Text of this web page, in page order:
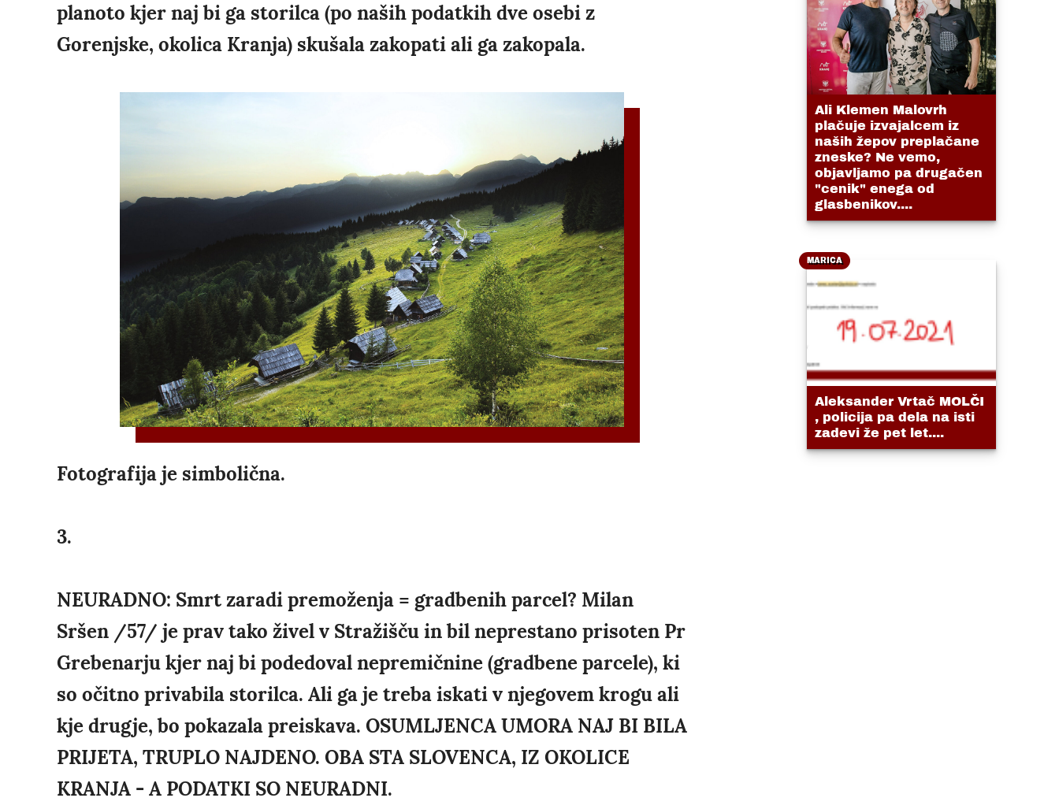
planoto kjer naj bi ga storilca (po naših podatkih dve osebi z
Gorenjske, okolica Kranja) skušala zakopati ali ga zakopala.
Fotografija je simbolična.
3.
NEURADNO: Smrt zaradi premoženja = gradbenih parcel? Milan
Sršen /57/ je prav tako živel v Stražišču in bil neprestano prisoten Pr
Grebenarju kjer naj bi podedoval nepremičnine (gradbene parcele), ki
so očitno privabila storilca. Ali ga je treba iskati v njegovem krogu ali
kje drugje, bo pokazala preiskava. OSUMLJENCA UMORA NAJ BI BILA
PRIJETA, TRUPLO NAJDENO. OBA STA SLOVENCA, IZ OKOLICE
KRANJA - A PODATKI SO NEURADNI.
Ali Klemen Malovrh
plačuje izvajalcem iz
naših žepov preplačane
zneske? Ne vemo,
objavljamo pa drugačen
"cenik" enega od
glasbenikov....
MARICA
Aleksander Vrtač MOLČI
, policija pa dela na isti
zadevi že pet let....